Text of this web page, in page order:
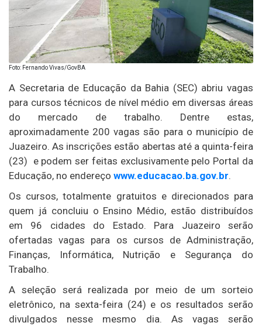
Foto: Fernando Vivas/GovBA
A Secretaria de Educação da Bahia (SEC) abriu vagas
para cursos técnicos de nível médio em diversas áreas
do mercado de trabalho. Dentre estas,
aproximadamente 200 vagas são para o município de
Juazeiro. As inscrições estão abertas até a quinta-feira
(23) e podem ser feitas exclusivamente pelo Portal da
Educação, no endereço www.educacao.ba.gov.br.
Os cursos, totalmente gratuitos e direcionados para
quem já concluiu o Ensino Médio, estão distribuídos
em 96 cidades do Estado. Para Juazeiro serão
ofertadas vagas para os cursos de Administração,
Finanças, Informática, Nutrição e Segurança do
Trabalho.
A seleção será realizada por meio de um sorteio
eletrônico, na sexta-feira (24) e os resultados serão
divulgados nesse mesmo dia. As vagas serão